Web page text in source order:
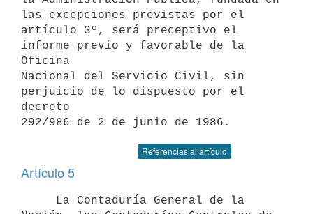
las excepciones previstas por el
artículo 3º, será preceptivo el
informe previo y favorable de la
Oficina
Nacional del Servicio Civil, sin
perjuicio de lo dispuesto por el
decreto
Referencias al artículo
Artículo 5